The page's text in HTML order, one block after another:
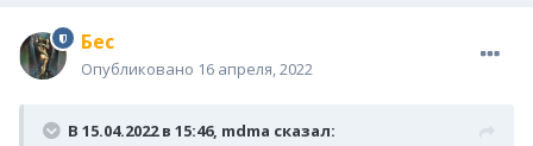
Бес
Опубликовано 16 апреля, 2022
В 15.04.2022 в 15:46, mdma сказал: